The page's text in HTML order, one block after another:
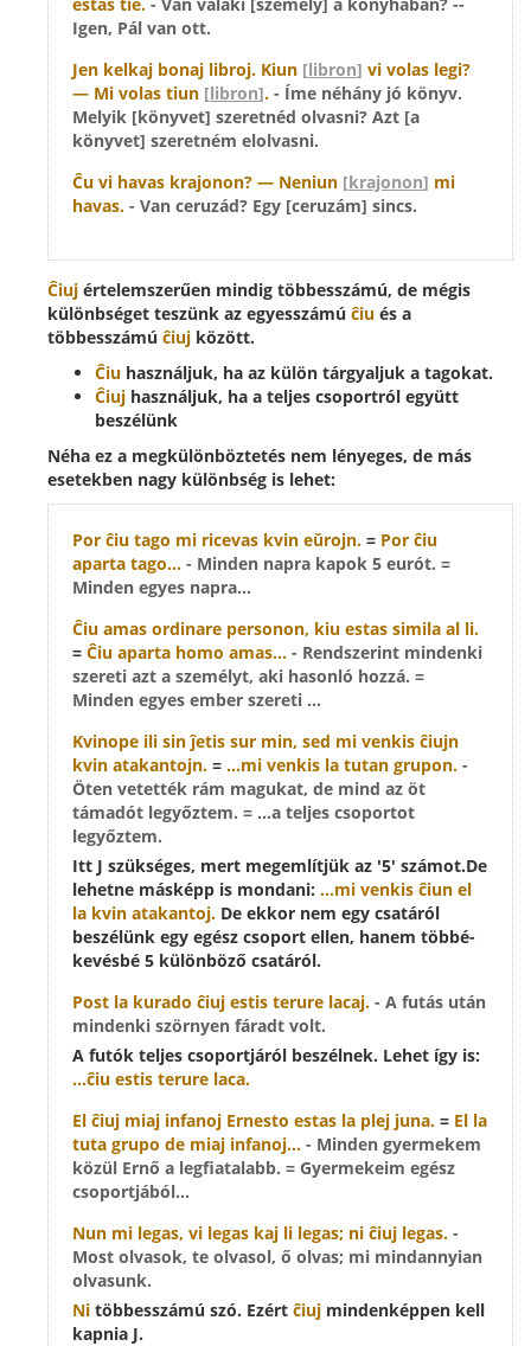
Igen, Pál van ott.
Jen kelkaj bonaj libroj. Kiun [libron] vi volas legi?
— Mi volas tiun [libron]. - Íme néhány jó könyv.
Melyik [könyvet] szeretnéd olvasni? Azt [a
könyvet] szeretném elolvasni.
Ĉu vi havas krajonon? — Neniun [krajonon] mi
havas. - Van ceruzád? Egy [ceruzám] sincs.
Ĉiuj értelemszerűen mindig többesszámú, de mégis
különbséget teszünk az egyesszámú ĉiu és a
többesszámú ĉiuj között.
Ĉiu használjuk, ha az külön tárgyaljuk a tagokat.
Ĉiuj használjuk, ha a teljes csoportról együtt
beszélünk
Néha ez a megkülönböztetés nem lényeges, de más
esetekben nagy különbség is lehet:
Por ĉiu tago mi ricevas kvin eŭrojn. = Por ĉiu
aparta tago... - Minden napra kapok 5 eurót. =
Minden egyes napra...
Ĉiu amas ordinare personon, kiu estas simila al li.
= Ĉiu aparta homo amas... - Rendszerint mindenki
szereti azt a személyt, aki hasonló hozzá. =
Minden egyes ember szereti ...
Kvinope ili sin ĵetis sur min, sed mi venkis ĉiujn
kvin atakantojn. = ...mi venkis la tutan grupon. -
Öten vetették rám magukat, de mind az öt
támadót legyőztem. = ...a teljes csoportot
legyőztem.
Itt J szükséges, mert megemlítjük az '5' számot.De
lehetne másképp is mondani: ...mi venkis ĉiun el
la kvin atakantoj. De ekkor nem egy csatáról
beszélünk egy egész csoport ellen, hanem többé-
kevésbé 5 különböző csatáról.
Post la kurado ĉiuj estis terure lacaj. - A futás után
mindenki szörnyen fáradt volt.
A futók teljes csoportjáról beszélnek. Lehet így is:
...ĉiu estis terure laca.
El ĉiuj miaj infanoj Ernesto estas la plej juna. = El la
tuta grupo de miaj infanoj... - Minden gyermekem
közül Ernő a legfiatalabb. = Gyermekeim egész
csoportjából...
Nun mi legas, vi legas kaj li legas; ni ĉiuj legas. -
Most olvasok, te olvasol, ő olvas; mi mindannyian
olvasunk.
Ni többesszámú szó. Ezért ĉiuj mindenképpen kell
kapnia J.